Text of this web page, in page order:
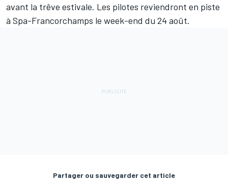
avant la trêve estivale. Les pilotes reviendront en piste
à Spa-Francorchamps le week-end du 24 août.
Partager ou sauvegarder cet article